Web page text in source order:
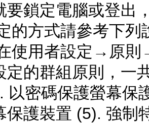
要鎖定電腦或登出
的方式請參考下
使用者設定→原
定的群組原則，一
以密碼保護螢幕保
保護裝置 (5). 強制